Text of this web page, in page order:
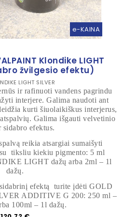
e-KAINA
Klondike LIGHT
žvilgesio efektu)
LIGHT SILVER
ir rafinuoti vandens pagrindu
interjere. Galima naudoti ant
kurti šiuolaikiškus interjerus,
Galima išgauti velvetinio
sidabro efektus.
reikia atsargiai sumaišyti
tiksliu kiekiu pigmento: 5 ml
LIGHT dažų arba 2ml – 1l
dažų.
efektą turite įdėti GOLD
ADDITIVE G 200: 250 ml –
100ml – 1l dažų.